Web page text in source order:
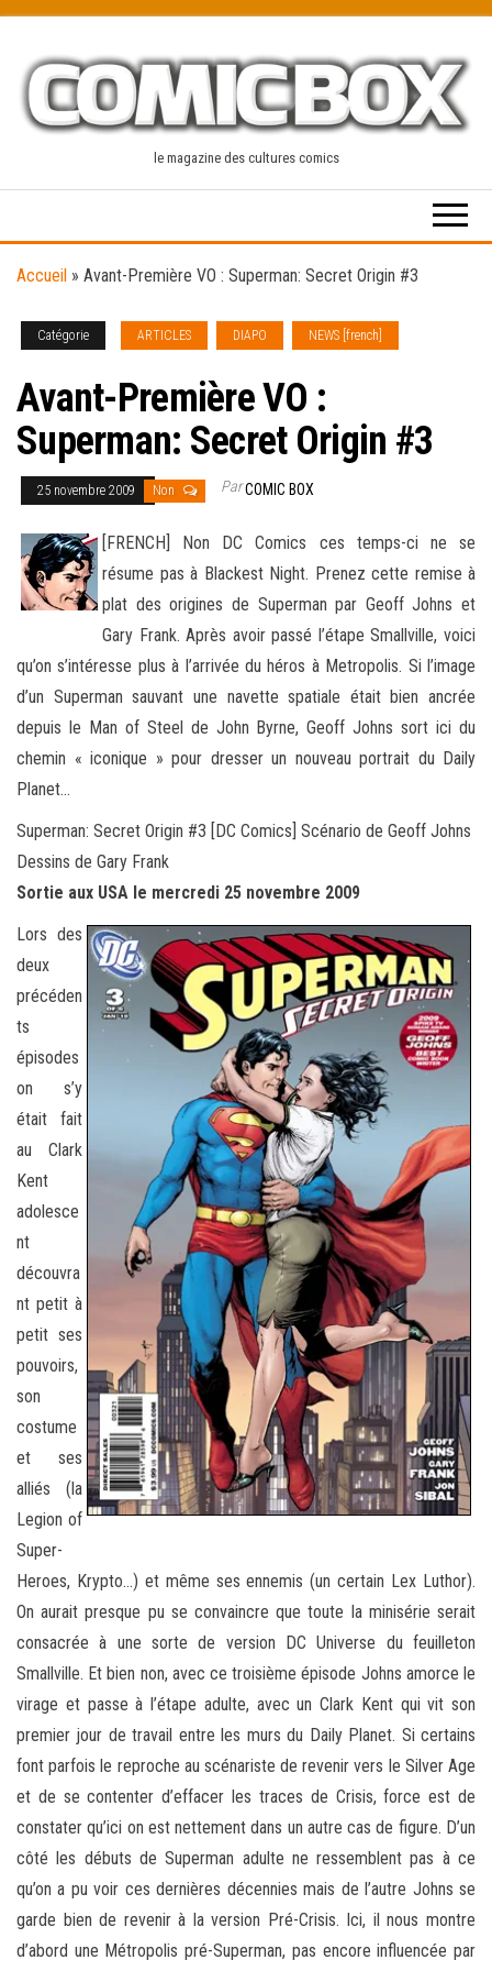
content
le magazine des cultures comics
Accueil » Avant-Première VO : Superman: Secret Origin #3
Catégorie ARTICLES DIAPO NEWS [french]
Avant-Première VO :
Superman: Secret Origin #3
25 novembre 2009 Non ParCOMIC BOX
[FRENCH] Non DC Comics ces temps-ci ne se
résume pas à Blackest Night. Prenez cette remise à
plat des origines de Superman par Geoff Johns et
Gary Frank. Après avoir passé l’étape Smallville, voici
qu’on s’intéresse plus à l’arrivée du héros à Metropolis. Si l’image
d’un Superman sauvant une navette spatiale était bien ancrée
depuis le Man of Steel de John Byrne, Geoff Johns sort ici du
chemin « iconique » pour dresser un nouveau portrait du Daily
Planet…
Superman: Secret Origin #3 [DC Comics] Scénario de Geoff Johns
Dessins de Gary Frank
Sortie aux USA le mercredi 25 novembre 2009
Lors des
deux
précéden
ts
épisodes
on s’y
était fait
au Clark
Kent
adolesce
nt
découvra
nt petit à
petit ses
pouvoirs,
son
costume
et ses
alliés (la
Legion of
Super-
Heroes, Krypto…) et même ses ennemis (un certain Lex Luthor).
On aurait presque pu se convaincre que toute la minisérie serait
consacrée à une sorte de version DC Universe du feuilleton
Smallville. Et bien non, avec ce troisième épisode Johns amorce le
virage et passe à l’étape adulte, avec un Clark Kent qui vit son
premier jour de travail entre les murs du Daily Planet. Si certains
font parfois le reproche au scénariste de revenir vers le Silver Age
et de se contenter d’effacer les traces de Crisis, force est de
constater qu’ici on est nettement dans un autre cas de figure. D’un
côté les débuts de Superman adulte ne ressemblent pas à ce
qu’on a pu voir ces dernières décennies mais de l’autre Johns se
garde bien de revenir à la version Pré-Crisis. Ici, il nous montre
d’abord une Métropolis pré-Superman, pas encore influencée par